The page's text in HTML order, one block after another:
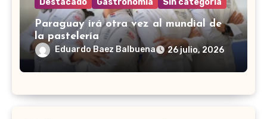
Destacado Gastronomía Sin categoría
Paraguay irá otra vez al mundial de
la pastelería
Eduardo Baez Balbuena 26 julio, 2026